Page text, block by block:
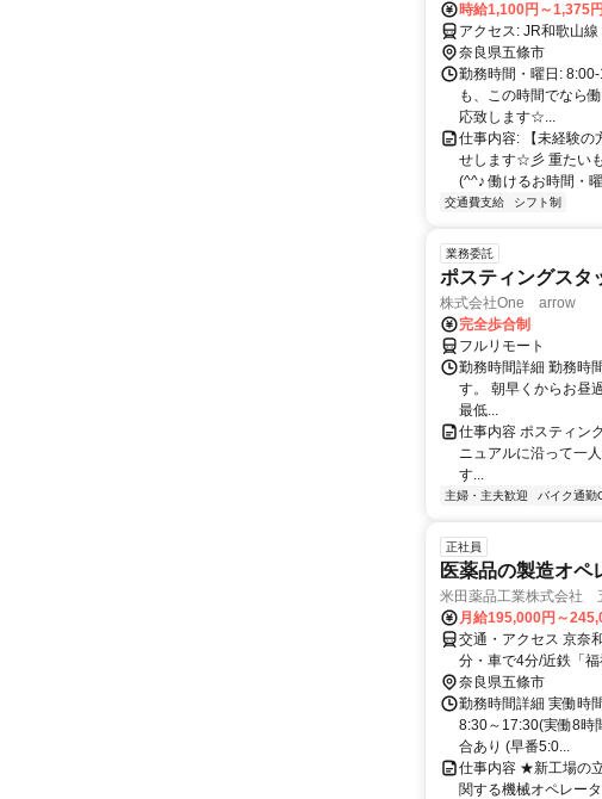
時給1,100円～1,375円
アクセス: JR和
奈良県五條市
勤務時間・曜日:
も、この時間でなら
応致します☆...
仕事内容: 【未経験の
せします☆彡 重たい
(^^♪ 働けるお時間・
交通費支給 シフト制
業務委託
ポスティングスタ
株式会社One arrow
完全歩合制
フルリモート
勤務時間詳細 勤務時
す。 朝早くからお昼
最低...
仕事内容 ポスティン
ニュアルに沿って一
す...
主婦・主夫歓迎 バイク通勤
正社員
医薬品の製造オペ
米田薬品工業株式会社
月給195,000円～
交通・アクセス 京奈
分・車で4分/近鉄「
奈良県五條市
勤務時間詳細 実働時
8:30～17:30(実働8時
合あり (早番5:0...
仕事内容 ★新工場の
関する機械オペレー